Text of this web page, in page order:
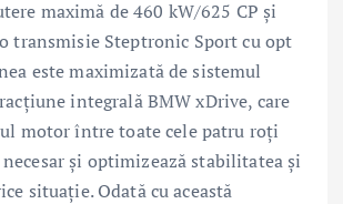
maximă de 460 kW/625 CP şi
transmisie Steptronic Sport cu opt
este maximizată de sistemul
integrală BMW xDrive, care
motor între toate cele patru roţi
necesar şi optimizează stabilitatea şi
situaţie. Odată cu această